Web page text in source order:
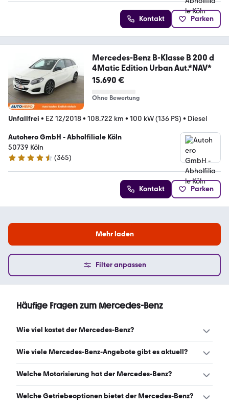
Kontakt Parken
Mercedes-Benz B-Klasse B 200 d
4Matic Edition Urban Aut.*NAV*
15.690 €
Ohne Bewertung
Unfallfrei • EZ 12/2018• 108.722 km • 100 kW (136 PS) • Diesel
Autohero GmbH - Abholfiliale Köln
50739 Köln
4.6 Sterne
(365)
Kontakt Parken
Mehr laden
Filter anpassen
Häufige Fragen zum Mercedes-Benz
Wie viel kostet der Mercedes-Benz?
Ein guter Preis für einen Mercedes-Benz liegt zwischen
€ monatlich. (Stand: 9.8.2026)
Wie viele Mercedes-Benz-Angebote gibt es aktuell?
Es gibt insgesamt 663 Mercedes-Benz bei mobile.de,
9.8.2026)
Welche Motorisierung hat der Mercedes-Benz?
Der Mercedes-Benz hat Leistungen zwischen 109 und 330
Welche Getriebeoptionen bietet der Mercedes-Benz?